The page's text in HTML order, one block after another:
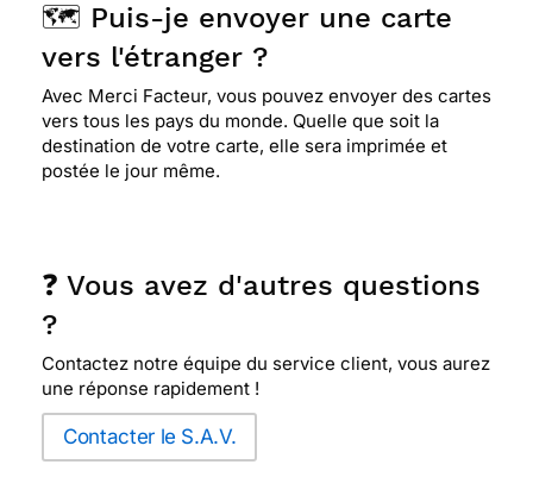
🗺️ Puis-je envoyer une carte
vers l'étranger ?
Avec Merci Facteur, vous pouvez envoyer des cartes
vers tous les pays du monde. Quelle que soit la
destination de votre carte, elle sera imprimée et
postée le jour même.
❓ Vous avez d'autres questions
?
Contactez notre équipe du service client, vous aurez
une réponse rapidement !
Contacter le S.A.V.